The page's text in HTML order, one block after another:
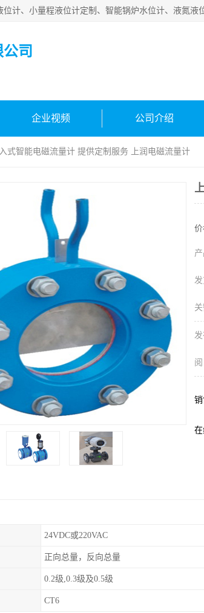
司
企业视频 公司介绍
式智能电磁流量计 提供定制服务 上润电磁流量计
价
产
发
关
发
阅
销
在
24VDC或220VAC
正向总量，反向总量
0.2级,0.3级及0.5级
CT6